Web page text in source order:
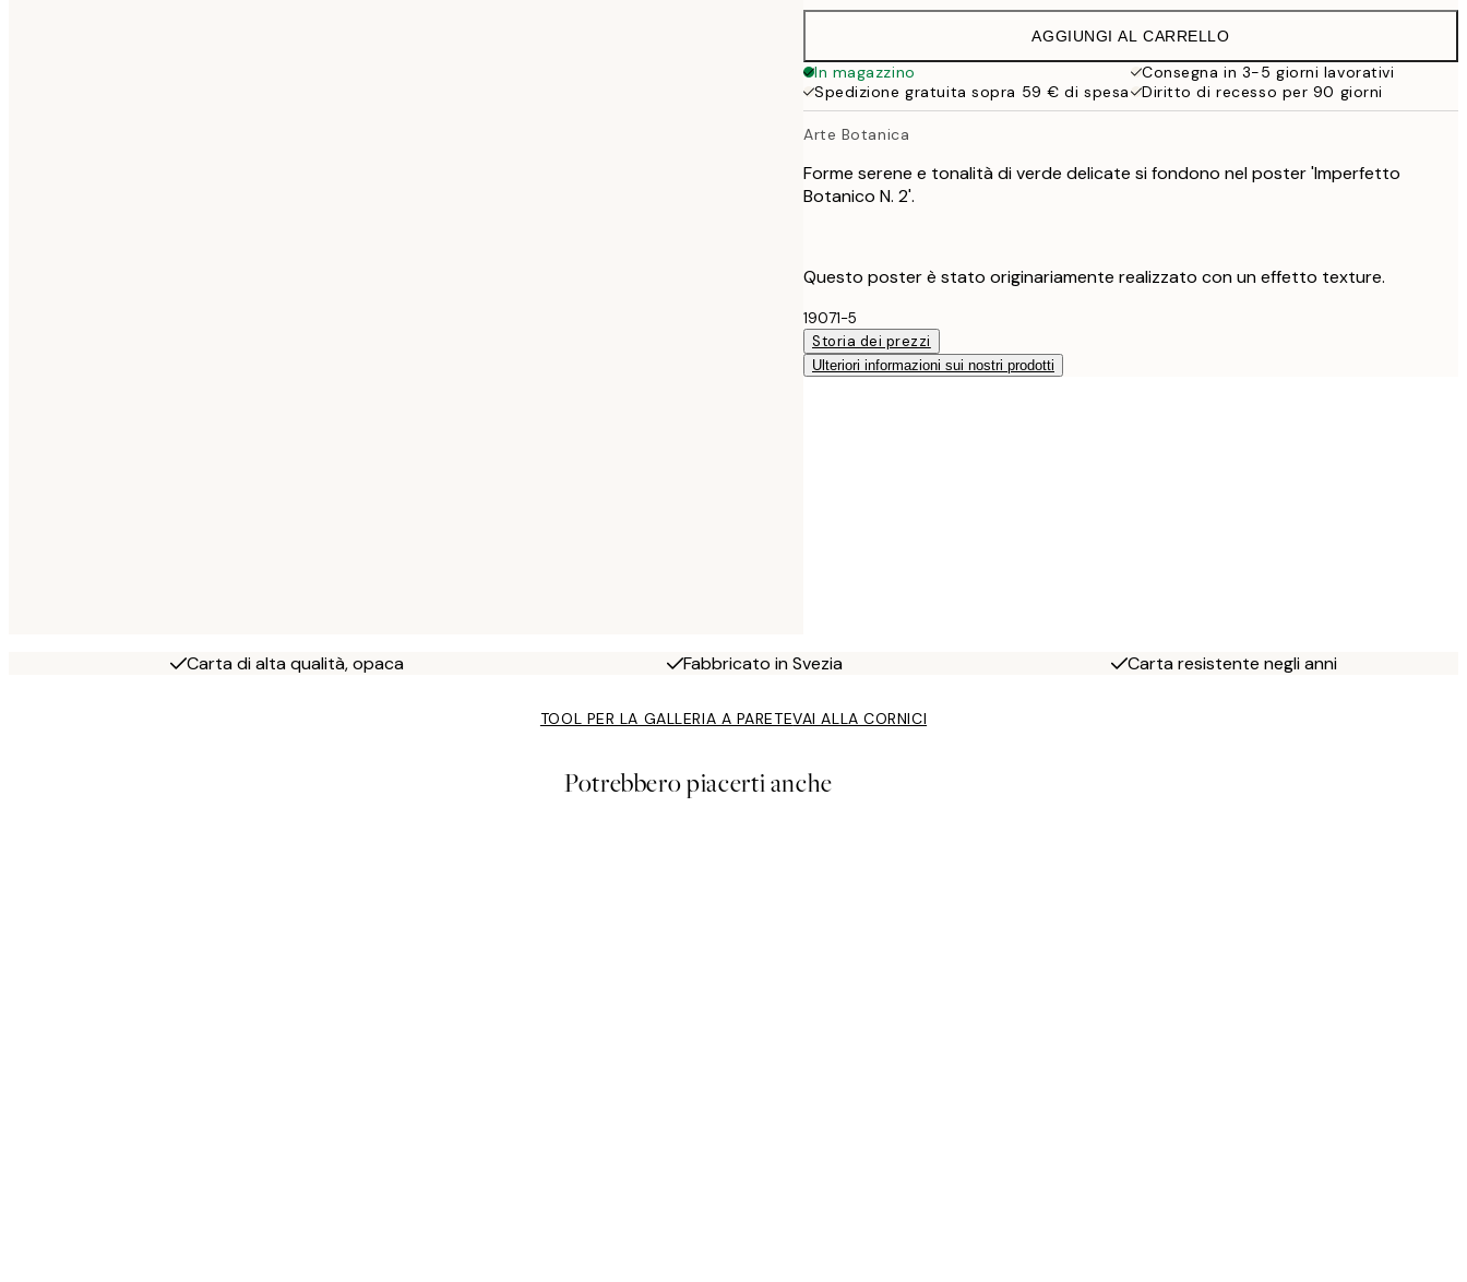
32,45 €
AGGIUNGI AL CARRELLO
In magazzino
Consegna in 3-5 giorni lavorativi
Spedizione gratuita sopra 59 € di spesa
Diritto di recesso per 90 giorni
Arte Botanica
Forme serene e tonalità di verde delicate si fondono nel poster 'Imperfetto
Botanico N. 2'.
Questo poster è stato originariamente realizzato con un effetto texture.
19071-5
Storia dei prezzi
Ulteriori informazioni sui nostri prodotti
Carta di alta qualità, opaca Fabbricato in Svezia Carta resistente negli anni
TOOL PER LA GALLERIA A PARETEVAI ALLA CORNICI
Potrebbero piacerti anche